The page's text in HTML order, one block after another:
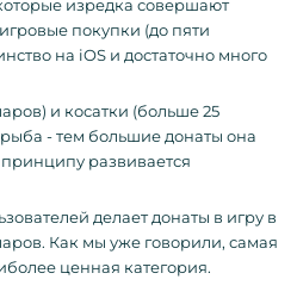
изредка совершают
покупки (до пяти
на iOS и достаточно много
и косатки (больше 25
- тем большие донаты она
принципу развивается
делает донаты в игру в
Как мы уже говорили, самая
ценная категория.